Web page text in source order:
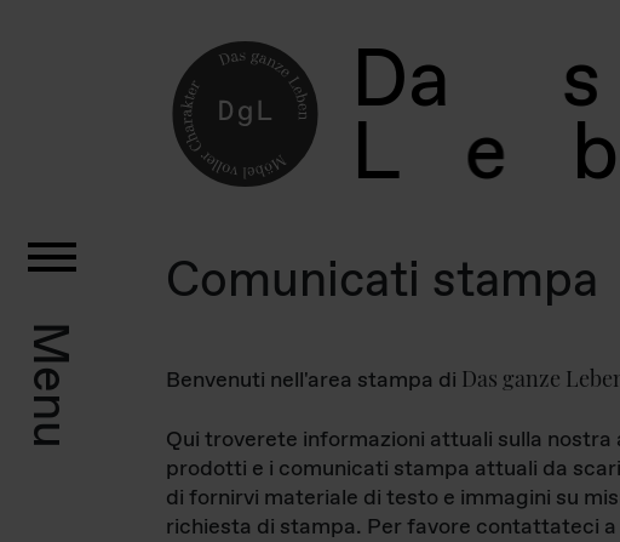
Da s
L e b
Menu
Comunicati stampa
Benvenuti nell'area stampa di Das ganze
Qui troverete informazioni attuali sulla nostra
prodotti e i comunicati stampa attuali da
di fornirvi materiale di testo e immagini su
richiesta di stampa. Per favore contattateci a